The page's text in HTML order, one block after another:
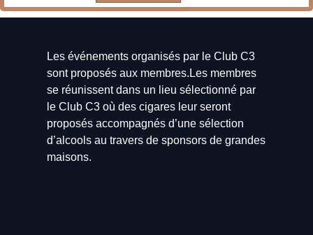
Les événements organisés par le Club C3
sont proposés aux membres.Les membres
se réunissent dans un lieu sélectionné par
le Club C3 où des cigares leur seront
proposés accompagnés d’une sélection
d’alcools au travers de sponsors de grandes
maisons.